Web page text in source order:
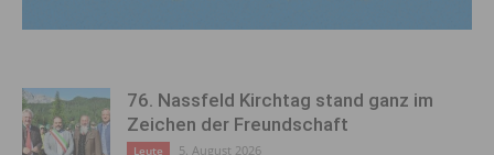
76. Nassfeld Kirchtag stand ganz im
Zeichen der Freundschaft
Leute 5. August 2026